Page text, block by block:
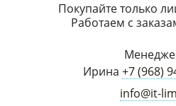
Покупайте только
Работаем с
Ирина +7 (968)
info@it-